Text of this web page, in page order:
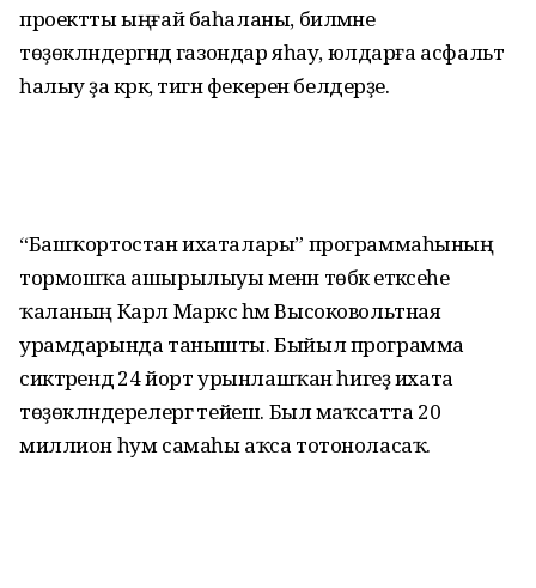
проектты ыңғай баһаланы, биләмәне
төҙөкләндергәндә газондар яһау, юлдарға асфальт
һалыу ҙа кәрәк, тигән фекерен белдерҙе.
“Башҡортостан ихаталары” програм­маһының
тормошҡа ашырылыуы менән төбәк етәксеһе
ҡаланың Карл Маркс һәм Высоковольтная
урамдарында танышты. Быйыл программа
сиктәрендә 24 йорт урынлашҡан һигеҙ ихата
төҙөкләнде­релергә тейеш. Был маҡсатта 20
миллион һум самаһы аҡса тотоноласаҡ.